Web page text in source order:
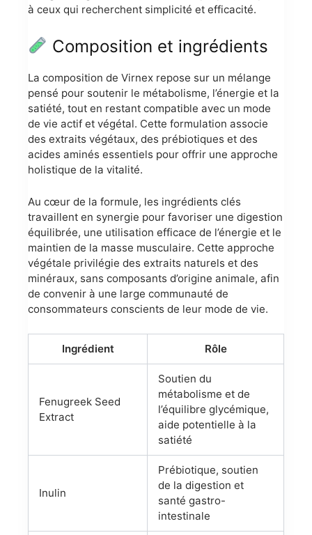
à ceux qui recherchent simplicité et efficacité.
Composition et ingrédients
La composition de Virnex repose sur un mélange
pensé pour soutenir le métabolisme, l’énergie et la
satiété, tout en restant compatible avec un mode
de vie actif et végétal. Cette formulation associe
des extraits végétaux, des prébiotiques et des
acides aminés essentiels pour offrir une approche
holistique de la vitalité.
Au cœur de la formule, les ingrédients clés
travaillent en synergie pour favoriser une digestion
équilibrée, une utilisation efficace de l’énergie et le
maintien de la masse musculaire. Cette approche
végétale privilégie des extraits naturels et des
minéraux, sans composants d’origine animale, afin
de convenir à une large communauté de
consommateurs conscients de leur mode de vie.
Ingrédient Rôle
Fenugreek Seed
Extract
Soutien du
métabolisme et de
l’équilibre glycémique,
aide potentielle à la
satiété
Inulin
Prébiotique, soutien
de la digestion et
santé gastro-
intestinale